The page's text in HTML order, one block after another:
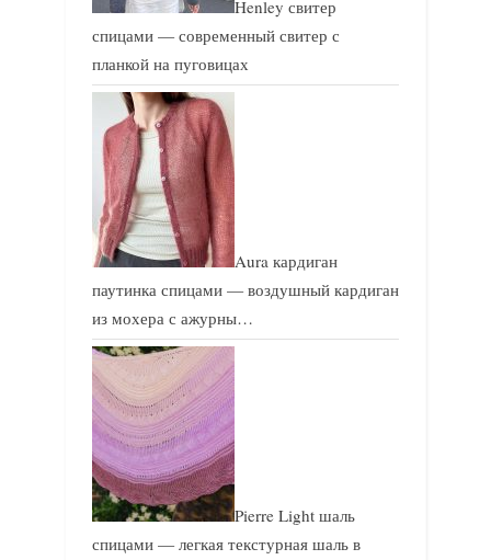
Henley свитер
спицами — современный свитер с
планкой на пуговицах
Aura кардиган
паутинка спицами — воздушный кардиган
из мохера с ажурны…
Pierre Light шаль
спицами — легкая текстурная шаль в